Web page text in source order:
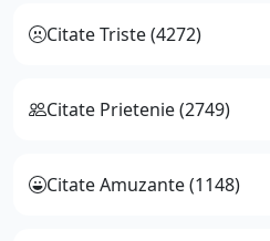
Citate Triste (4272)
Citate Prietenie (2749)
Citate Amuzante (1148)